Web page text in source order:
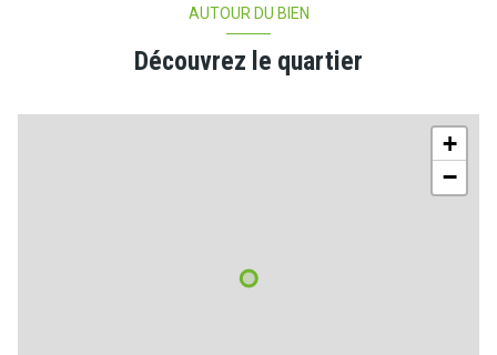
AUTOUR DU BIEN
Découvrez le quartier
+
−